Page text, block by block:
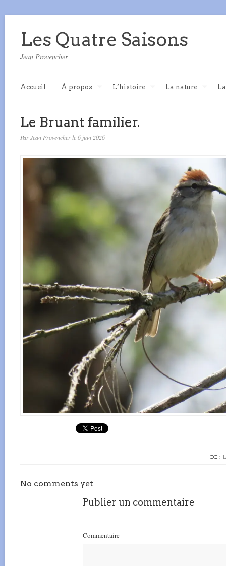
Les Quatre Saisons
Jean Provencher
Accueil À propos L’histoire La nature
Le Bruant familier.
Par Jean Provencher le 6 juin 2026
DE :
No comments yet
Publier un commentaire
Commentaire